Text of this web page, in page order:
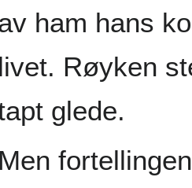
ham hans
livet. Røyken
glede.
Men